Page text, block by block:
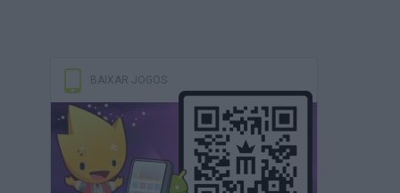
BAIXAR JOGOS